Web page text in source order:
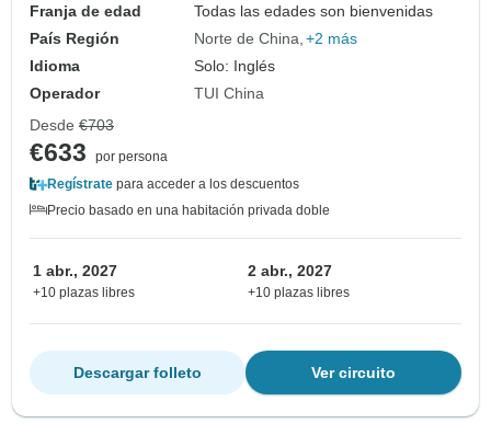
Franja de edad
Todas las edades son bienvenidas
País Región
Norte de China +2 más
Idioma
Solo: Inglés
Operador
TUI China
Desde €703
€633
por persona
Regístrate para acceder a los descuentos
Precio basado en una habitación privada doble
1 abr., 2027
+10 plazas libres
2 abr., 2027
+10 plazas libres
Ver circuito
Descargar folleto